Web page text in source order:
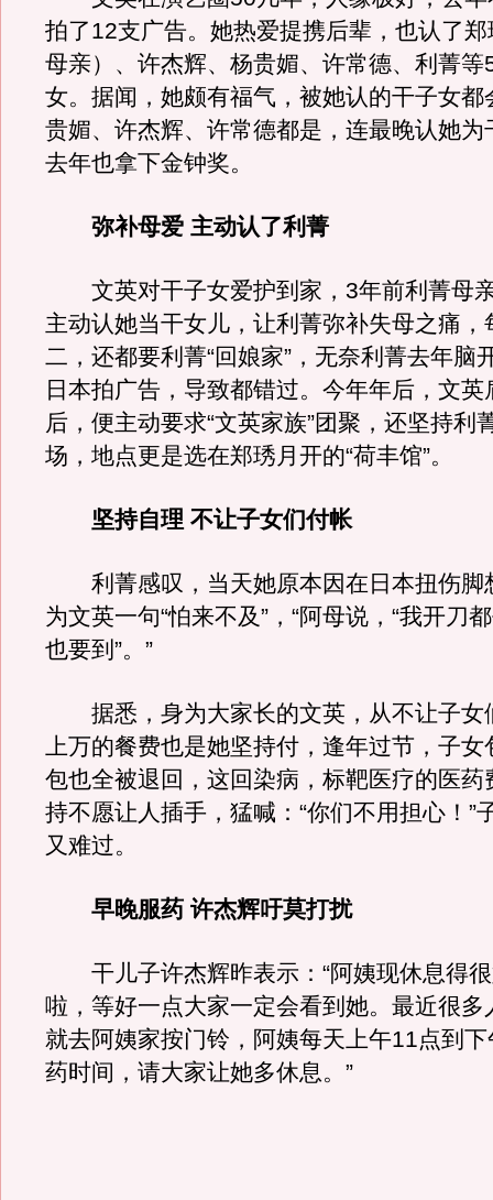
拍了12支广告。她热爱提携后辈，也认了
母亲）、许杰辉、杨贵媚、许常德、利菁等
女。据闻，她颇有福气，被她认的干子女都
贵媚、许杰辉、许常德都是，连最晚认她为
去年也拿下金钟奖。
弥补母爱 主动认了利菁
文英对干子女爱护到家，3年前利菁母
主动认她当干女儿，让利菁弥补失母之痛，
二，还都要利菁“回娘家”，无奈利菁去年脑
日本拍广告，导致都错过。今年年后，文英
后，便主动要求“文英家族”团聚，还坚持利
场，地点更是选在郑琇月开的“荷丰馆”。
坚持自理 不让子女们付帐
利菁感叹，当天她原本因在日本扭伤脚
为文英一句“怕来不及”，“阿母说，“我开刀
也要到”。”
据悉，身为大家长的文英，从不让子女
上万的餐费也是她坚持付，逢年过节，子女
包也全被退回，这回染病，标靶医疗的医药
持不愿让人插手，猛喊：“你们不用担心！”
又难过。
早晚服药 许杰辉吁莫打扰
干儿子许杰辉昨表示：“阿姨现休息得很
啦，等好一点大家一定会看到她。最近很多
就去阿姨家按门铃，阿姨每天上午11点到
药时间，请大家让她多休息。”